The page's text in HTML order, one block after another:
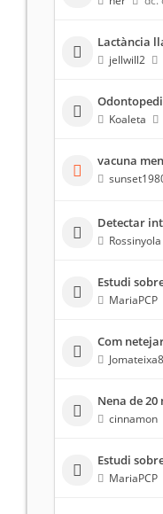
Lactància
jellwill2
Koaleta
vacuna
Detectar
Rossinyola
Estudi
MariaPCP
Com
Nena de 20
cinnamon
Estudi
MariaPCP